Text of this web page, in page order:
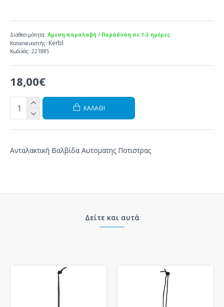
18,00€
Διαθεσιμότητα: Άμεση παραλαβή / Παράδοση σε 1-3 ημέρες
Κατασκευαστής: Kerbl
Κωδικός: 221885
ΚΑΛΆΘΙ
Ανταλακτική Βαλβίδα Αυτοματης Ποτιστρας
Δείτε και αυτά